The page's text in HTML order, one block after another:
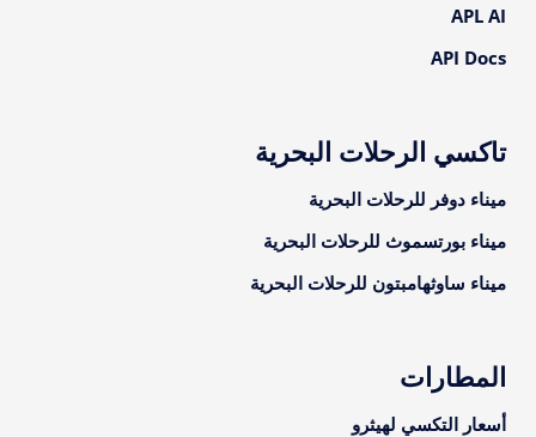
APL AI
API Docs
تاكسي الرحلات البحرية
ميناء دوفر للرحلات البحرية
ميناء بورتسموث للرحلات البحرية
ميناء ساوثهامبتون للرحلات البحرية
المطارات
أسعار التكسي لهيثرو